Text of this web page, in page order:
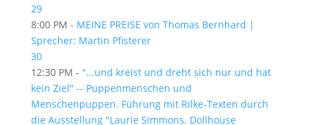
29
8:00 PM - MEINE PREISE von Thomas Bernhard |
Sprecher: Martin Pfisterer
30
12:30 PM - "...und kreist und dreht sich nur und hat
kein Ziel" -- Puppenmenschen und
Menschenpuppen. Führung mit Rilke-Texten durch
die Ausstellung "Laurie Simmons. Dollhouse